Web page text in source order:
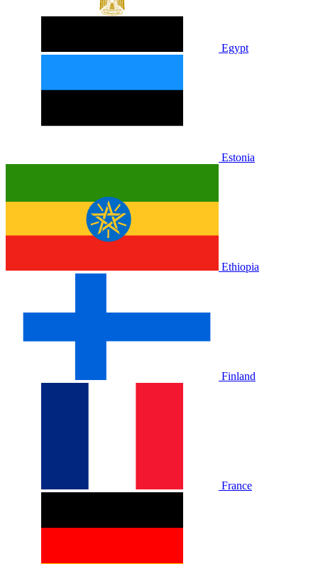
Egypt
Estonia
Ethiopia
Finland
France